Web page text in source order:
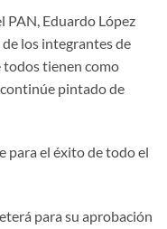
PAN, Eduardo López
los integrantes de
todos tienen como
pintado de
para el éxito de todo el
para su aprobación